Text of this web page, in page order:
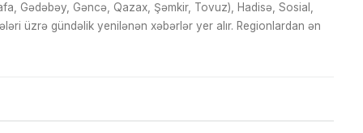
Gədəbəy, Gəncə, Qazax, Şəmkir, Tovuz), Hadisə, Sosial,
üzrə gündəlik yenilənən xəbərlər yer alır. Regionlardan ən